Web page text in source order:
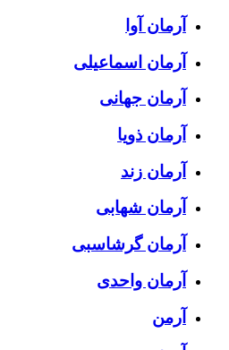
آرمان آوا
آرمان اسماعیلی
آرمان جهانی
آرمان ذویا
آرمان زند
آرمان شهابی
آرمان گرشاسبی
آرمان واحدی
آرمن